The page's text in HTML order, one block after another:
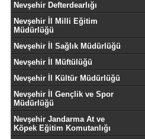
Nevşehir Defterdearlığı
Nevşehir İl Milli Eğitim
Müdürlüğü
Nevşehir İl Sağlık Müdürlüğü
Nevşehir İl Müftülüğü
Nevşehir İl Kültür Müdürlüğü
Nevşehir İl Gençlik ve Spor
Müdürlüğü
Nevşehir Jandarma At ve
Köpek Eğitim Komutanlığı